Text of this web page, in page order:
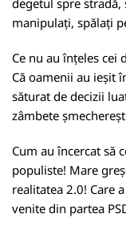
manipulați, spălați
Ce nu au înțeles cei
Că oamenii au ieșit
săturat de decizii
zâmbete
Cum au încercat să
populiste! Mare
realitatea 2.0! Care
venite din partea